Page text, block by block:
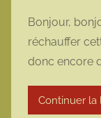
Bonjour,
réchauffer
donc encore
Continuer la